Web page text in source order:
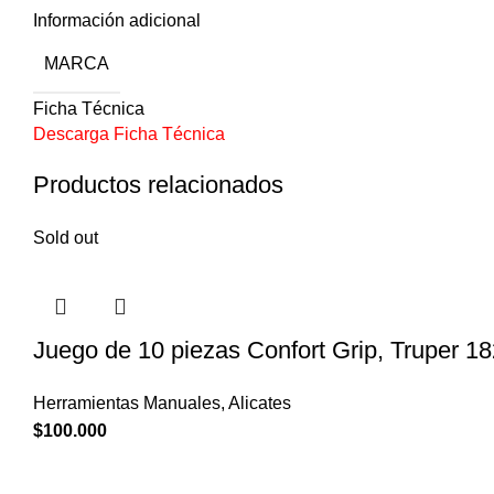
Información adicional
MARCA
Ficha Técnica
Descarga Ficha Técnica
Productos relacionados
Sold out
Juego de 10 piezas Confort Grip, Truper
Herramientas Manuales, Alicates
$100.000